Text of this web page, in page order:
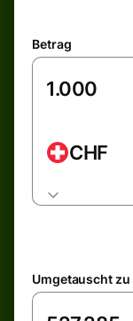
Betrag
CHF
Umgetauscht zu